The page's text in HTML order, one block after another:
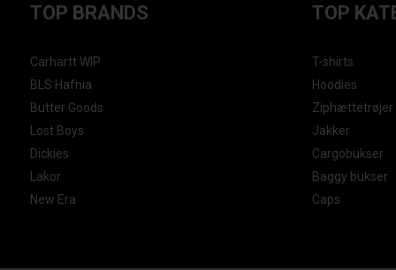
TOP BRANDS
Carhartt WIP
BLS Hafnia
Butter Goods
Lost Boys
Dickies
Lakor
New Era
TOP
T-shirts
Hoodies
Ziphættetrøjer
Jakker
Cargobukser
Baggy bukser
Caps